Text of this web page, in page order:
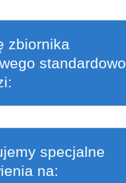
zbiornika
standardowo
specjalne
na: